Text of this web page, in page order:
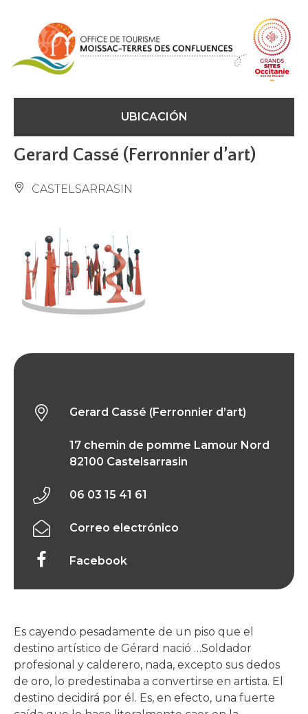
UBICACIÓN
Gerard Cassé (Ferronnier d’art)
CASTELSARRASIN
Es cayendo pesadamente de un piso que el
destino artístico de Gérard nació …Soldador
profesional y calderero, nada, excepto sus dedos
de oro, lo predestinaba a convertirse en artista. El
destino decidirá por él. Es, en efecto, una fuerte
Gerard Cassé (Ferronnier d’art)
17 chemin de pomme Lamour Nord
82100 Castelsarrasin
06 03 15 41 61
Correo electrónico
Facebook